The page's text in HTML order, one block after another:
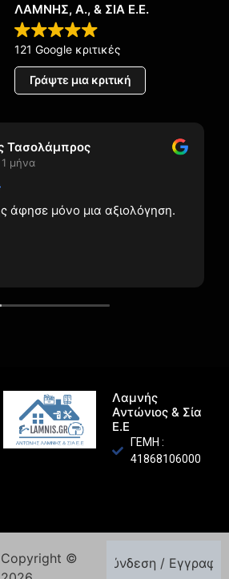
ΛΑΜΝΗΣ, Α., & ΣΙΑ Ε.Ε.
121 Google κριτικές
Γράψτε μια κριτική
Τασολάμπρος
1 μήνα
άφησε μόνο μια αξιολόγηση.
Λαμνής
Αντώνιος & Σία
Ε.Ε
ΓΕΜΗ :
41868106000
Copyright ©
Σύνδεση / Εγγραφή